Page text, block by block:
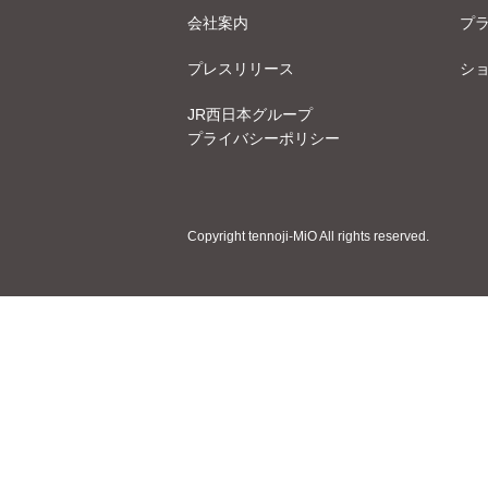
会社案内 プ
プレスリリース シ
JR西日本グループ
プライバシーポリシー
Copyright tennoji-MiO All rights reserved.